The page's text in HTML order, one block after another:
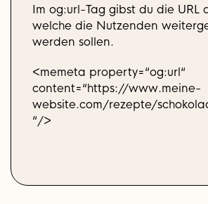
Im og:url-Tag gibst du die URL
welche die Nutzenden
werden sollen.
<memeta property=“og:url“
content=“https://www.meine-
website.com/rezepte/
“/>